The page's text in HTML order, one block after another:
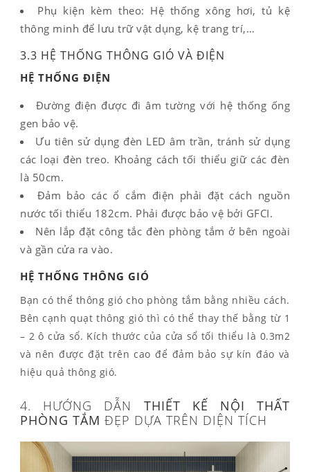
Phụ kiện kèm theo: Hệ thống xông hơi, tủ kệ
thông minh để lưu trữ vật dụng, kệ trang trí,…
3.3 HỆ THỐNG THÔNG GIÓ VÀ ĐIỆN
HỆ THỐNG ĐIỆN
Đường điện được đi âm tường với hệ thống ống
gen bảo vệ.
Ưu tiên sử dụng đèn LED âm trần, tránh sử dụng
các loại đèn treo. Khoảng cách tối thiểu giữ các đèn
là 50cm.
Đảm bảo các ổ cắm điện phải đặt cách nguồn
nước tối thiểu 182cm. Phải được bảo vệ bởi GFCI.
Nên lắp đặt công tắc đèn phòng tắm ở bên ngoài
và gần cửa ra vào.
HỆ THỐNG THÔNG GIÓ
Bạn có thể thông gió cho phòng tắm bằng nhiều cách.
Bên cạnh quạt thông gió thì có thể thay thế bằng từ 1
– 2 ô cửa sổ. Kích thước của cửa sổ tối thiểu là 0.3m2
và nên được đặt trên cao để đảm bảo sự kín đáo và
hiệu quả thông gió.
4. HƯỚNG DẪN THIẾT KẾ NỘI THẤT
PHÒNG TẮM ĐẸP DỰA TRÊN DIỆN TÍCH